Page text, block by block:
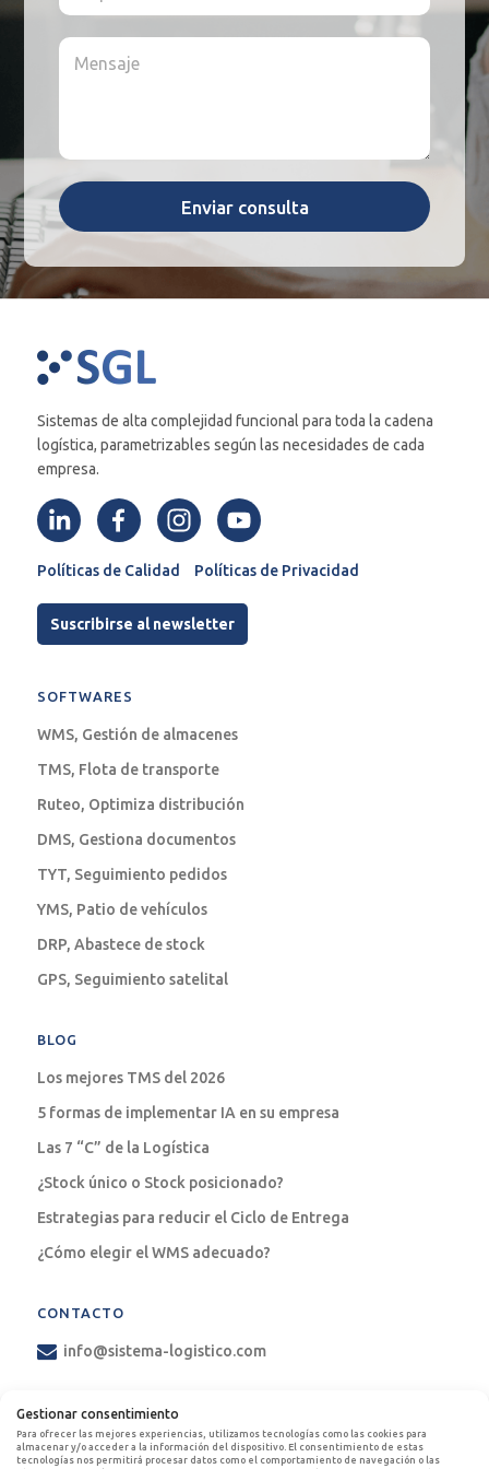
Gestionar consentimiento
Para ofrecer las mejores experiencias, utilizamos tecnologías como las cookies para
almacenar y/o acceder a la información del dispositivo. El consentimiento de estas
tecnologías nos permitirá procesar datos como el comportamiento de navegación o las
d
s
o
n
p
r
M
j
*
Enviar consulta
Sistemas de alta complejidad funcional para toda la cadena
logística, parametrizables según las necesidades de cada
empresa.
Políticas de Calidad Políticas de Privacidad
Suscribirse al newsletter
SOFTWARES
WMS, Gestión de almacenes
TMS, Flota de transporte
Ruteo, Optimiza distribución
DMS, Gestiona documentos
TYT, Seguimiento pedidos
YMS, Patio de vehículos
DRP, Abastece de stock
GPS, Seguimiento satelital
BLOG
Los mejores TMS del 2026
5 formas de implementar IA en su empresa
Las 7 “C” de la Logística
¿Stock único o Stock posicionado?
Estrategias para reducir el Ciclo de Entrega
¿Cómo elegir el WMS adecuado?
CONTACTO
info@sistema-logistico.com
Postulate con nosotros